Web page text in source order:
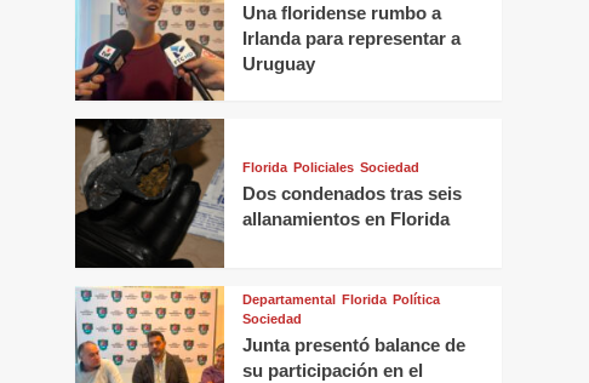
Una floridense rumbo a
Irlanda para representar a
Uruguay
Florida Policiales Sociedad
Dos condenados tras seis
allanamientos en Florida
Departamental Florida Política
Sociedad
Junta presentó balance de
su participación en el